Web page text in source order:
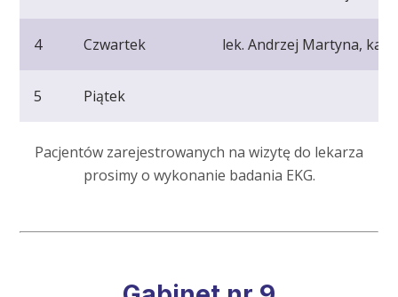
4 Czwartek lek. Andrzej Martyna,
5 Piątek
Pacjentów zarejestrowanych na wizytę do lekarza
prosimy o wykonanie badania EKG.